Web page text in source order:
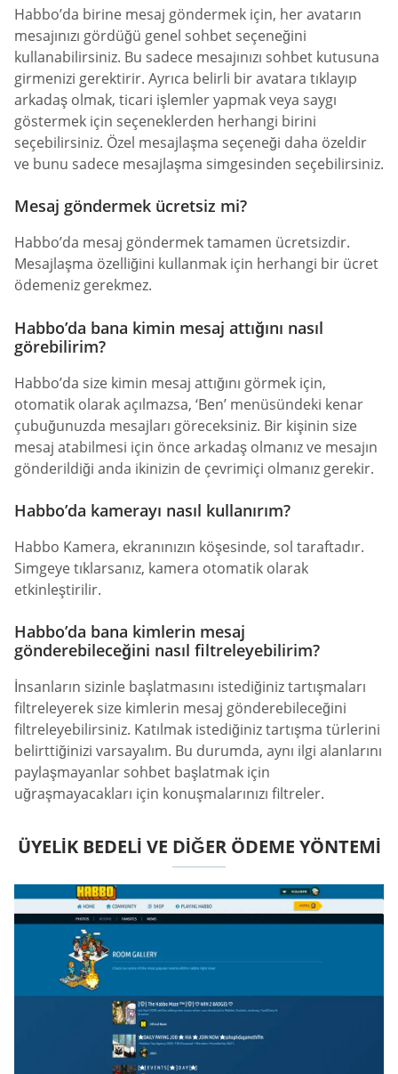
Habbo’da birine mesaj göndermek için, her avatarın
mesajınızı gördüğü genel sohbet seçeneğini
kullanabilirsiniz. Bu sadece mesajınızı sohbet kutusuna
girmenizi gerektirir. Ayrıca belirli bir avatara tıklayıp
arkadaş olmak, ticari işlemler yapmak veya saygı
göstermek için seçeneklerden herhangi birini
seçebilirsiniz. Özel mesajlaşma seçeneği daha özeldir
ve bunu sadece mesajlaşma simgesinden seçebilirsiniz.
Mesaj göndermek ücretsiz mi?
Habbo’da mesaj göndermek tamamen ücretsizdir.
Mesajlaşma özelliğini kullanmak için herhangi bir ücret
ödemeniz gerekmez.
Habbo’da bana kimin mesaj attığını nasıl
görebilirim?
Habbo’da size kimin mesaj attığını görmek için,
otomatik olarak açılmazsa, ‘Ben’ menüsündeki kenar
çubuğunuzda mesajları göreceksiniz. Bir kişinin size
mesaj atabilmesi için önce arkadaş olmanız ve mesajın
gönderildiği anda ikinizin de çevrimiçi olmanız gerekir.
Habbo’da kamerayı nasıl kullanırım?
Habbo Kamera, ekranınızın köşesinde, sol taraftadır.
Simgeye tıklarsanız, kamera otomatik olarak
etkinleştirilir.
Habbo’da bana kimlerin mesaj
gönderebileceğini nasıl filtreleyebilirim?
İnsanların sizinle başlatmasını istediğiniz tartışmaları
filtreleyerek size kimlerin mesaj gönderebileceğini
filtreleyebilirsiniz. Katılmak istediğiniz tartışma türlerini
belirttiğinizi varsayalım. Bu durumda, aynı ilgi alanlarını
paylaşmayanlar sohbet başlatmak için
uğraşmayacakları için konuşmalarınızı filtreler.
ÜYELIK BEDELI VE DIĞER ÖDEME YÖNTEMI